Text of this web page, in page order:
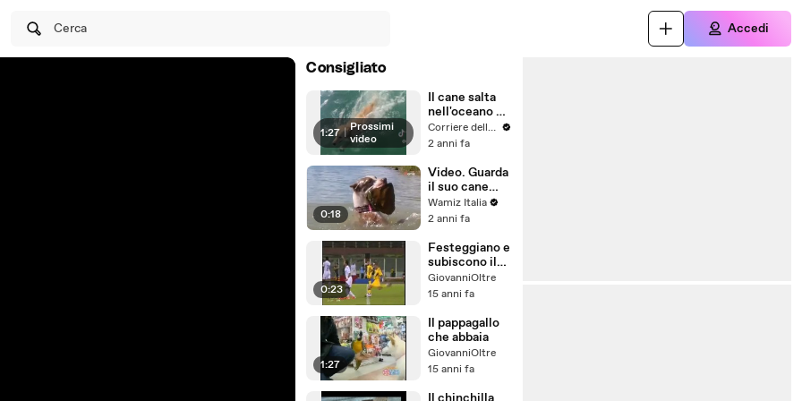
Cerca Accedi
Consigliato
1:27 | Prossimi
video
Il cane salta
nell'oceano e
cerca di fare
amicizia con
Corriere della Sera
2 anni fa
0:18
Video. Guarda
il suo cane
nuotare
sott'acqua: il
blocca quando
non lo vede
riaffiorare
Wamiz Italia
2 anni fa
0:23
Festeggiano e
subiscono il
pareggio da
centrocampo
GiovanniOltre
15 anni fa
1:27
Il pappagallo
che abbaia
GiovanniOltre
15 anni fa